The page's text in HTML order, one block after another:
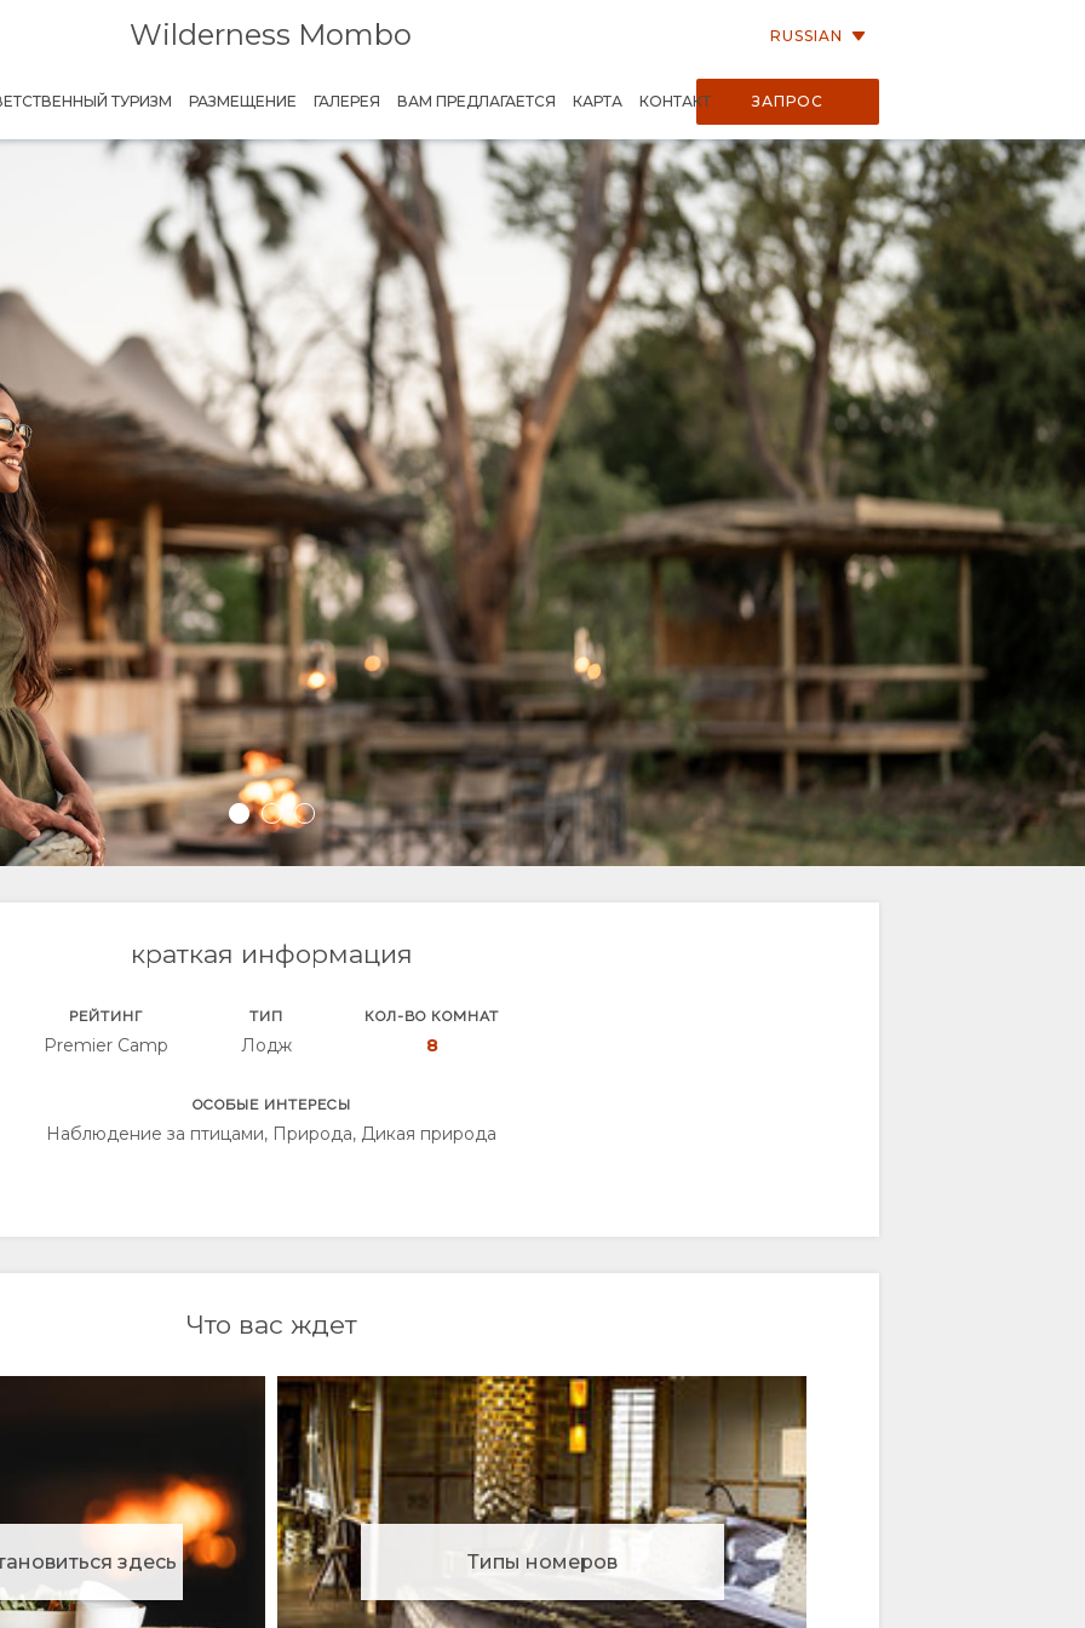
Wilderness Mombo
ТУРИЗМ РАЗМЕЩЕНИЕ ГАЛЕРЕЯ ВАМ ПРЕДЛАГАЕТСЯ КАРТА КОНТАКТ
RUSSIAN
ЗАПРОС
краткая информация
РЕЙТИНГ
Premier Camp
ТИП
Лодж
КОЛ-ВО КОМНАТ
8
ОСОБЫЕ ИНТЕРЕСЫ
Наблюдение за птицами, Природа, Дикая природа
Что вас ждет
здесь Типы номеров